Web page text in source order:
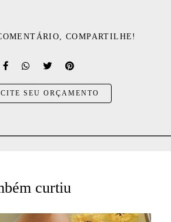
COMPARTILHE!
SEU ORÇAMENTO
curtiu